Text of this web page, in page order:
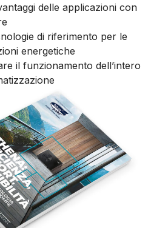
delle applicazioni con
di riferimento per le
energetiche
il funzionamento dell’intero